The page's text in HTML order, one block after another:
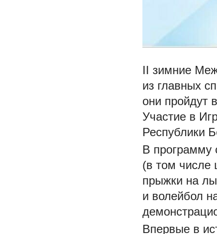
II зимние
из главных
они пройдут
Участие в
Республики
В программу
(в том числе
прыжки на
и волейбол
Впервые в